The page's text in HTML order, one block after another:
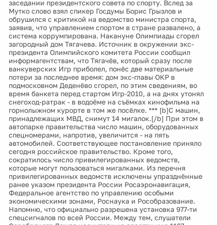
заседании президентского совета по спорту. Вслед за
Мутко слово взял спикер Госдумы Борис Грызлов и
обрушился с критикой на ведомство министра спорта,
заявив, что управлением спортом в стране развалено, а
система коррумпирована. Накануне Олимпиады сгорел
загородный дом Тягачева. Источник в окружении экс-
президента Олимпийского комитета России сообщил
информагентствам, что Тягачёв, который сразу после
ванкуверских Игр приболел, понёс две материальные
потери за последнее время: дом экс-главы ОКР в
подмосковном Деденёво сгорел, по этим сведениям, во
время банкета перед стартом Игр-2010, а на днях утонял
снегоход-ратрак - в водоёме на съёмках кинофильма на
горнолыжном курорте в том же посёлке. *** [b]С машин,
принадлежащих МВД, снимут 14 мигалок.[/b] При этом в
автопарке правительства число машин, оборудованных
спецномерами, напротив, увеличится - на пять
автомобилей. Соответствующее постановление приняло
сегодня российское правительство. Кроме того,
сократилось число привилегированных ведомств,
которые могут пользоваться мигалками. Из перечня
привилегированных ведомств исключены упразднённые
ранее указом президента России Росаэронавигация,
Федеральное агентство по управлению особыми
экономическими зонами, Роснаука и Рособразование.
Напомню, что официально разрешена установка 977-ти
спецсигналов по всей России. Между тем, слушатели